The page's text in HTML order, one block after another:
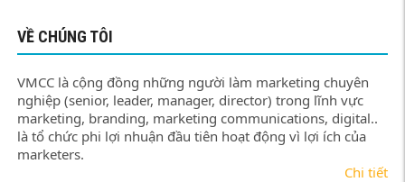
VỀ CHÚNG TÔI
VMCC là cộng đồng những người làm marketing chuyên
nghiệp (senior, leader, manager, director) trong lĩnh vực
marketing, branding, marketing communications, digital..
là tổ chức phi lợi nhuận đầu tiên hoạt động vì lợi ích của
marketers.
Chi tiết